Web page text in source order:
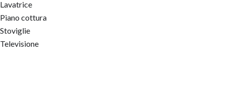
Lavatrice
Piano cottura
Stoviglie
Televisione